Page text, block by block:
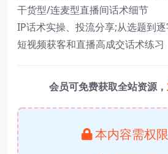
干货型/连麦型直播间话术细节
IP话术实操、投流分享;从选题到
短视频获客和直播高成交话术练习
会员可免费获取全站资源，
本内容需权